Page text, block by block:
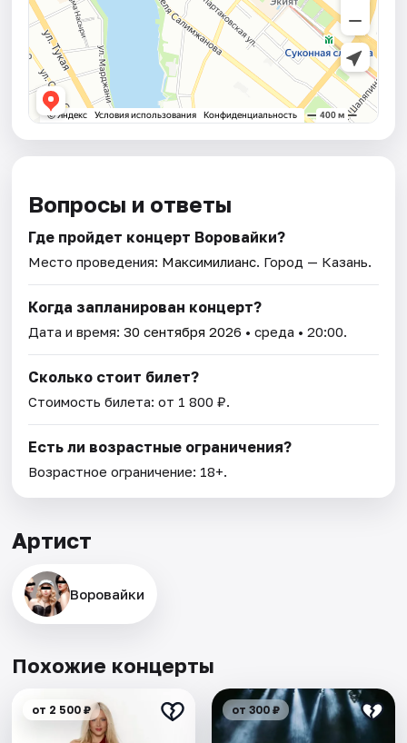
Вопросы и ответы
Где пройдет концерт Воровайки?
Место проведения: Максимилианс. Город — Казань.
Когда запланирован концерт?
Дата и время:30 сентября 2026 • среда • 20:00.
Сколько стоит билет?
Стоимость билета: от 1 800 ₽.
Есть ли возрастные ограничения?
Возрастное ограничение: 18+.
Артист
Воровайки
Похожие концерты
от 2 500 ₽ от 300 ₽